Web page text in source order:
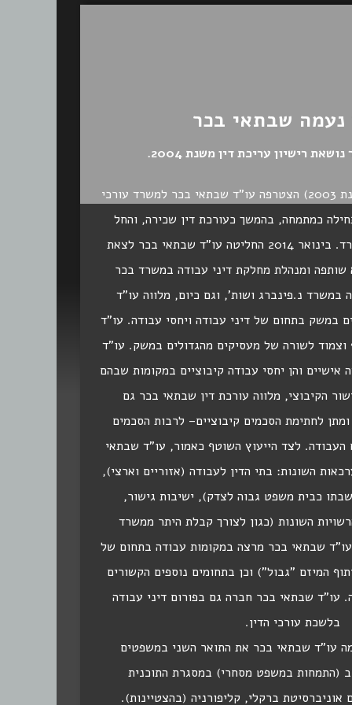
נעמה שבתאי בכר
רישיון עריכת דין משנת 2004.
מיד עם תום הלימודים (בשנת 2003) הצטרפה עו"ד שבתאי בכר למשרד עורכי
כמתמחה, בהמשך כעורכת דין שכירה, והחל
משנת 2012 כשותפה במשרד. בינואר 2014 החליטה עו"ד שבתאי בכר לצאת
שותפה ומנהלת מחלקת דיני עבודה במשרד בכר
נ.פינברג ושות', וגם כיום, מלווה עו"ד
במשק בתחום של דיני עבודה ויחסי עבודה. עו"ד
לשורה של מעסיקים מהגדולים במשק. עו"ד
אישיים והן יחסי עבודה קיבוציים במקומות שבהם
הקיבוצי, מלווה עורכת דין שבתאי בכר גם
לחתימת הסכמים קיבוציים– לרבות הסכמים
העבודה. לצד הייעוץ השוטף כאמור, עו"ד שבתאי
השונות: בתי הדין לעבודה (אזוריים וארצי),
כבית משפט גבוה לצדק), ישיבות גישור,
השונות (כגון לצורך קבלת היתר ממשרד
שבתאי בכר מרצה במקומות עבודה בתחום של
המיזם "גבול") וכן בתחומים נוספים הקשורים
עו"ד שבתאי בכר חברה גם בפורום דיני עבודה
בלשכת עורכי הדין.
2024 השלימה עו"ד שבתאי בכר את התואר השני במשפטים
(התמחות במשפט מסחרי) במסגרת התוכנית
אוניברסיטת ברקלי, קליפורניה (בהצטיינות).